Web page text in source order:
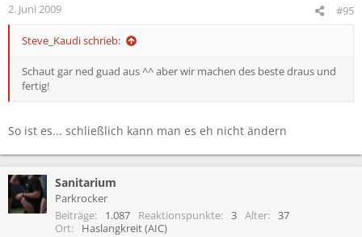
2. Juni 2009 #95
Steve_Kaudi schrieb:
Schaut gar ned guad aus ^^ aber wir machen des beste draus und
fertig!
So ist es... schließlich kann man es eh nicht ändern
Sanitarium
Parkrocker
Beiträge
1.087 Reaktionspunkte 3 Alter
37
Ort
Haslangkreit (AIC)